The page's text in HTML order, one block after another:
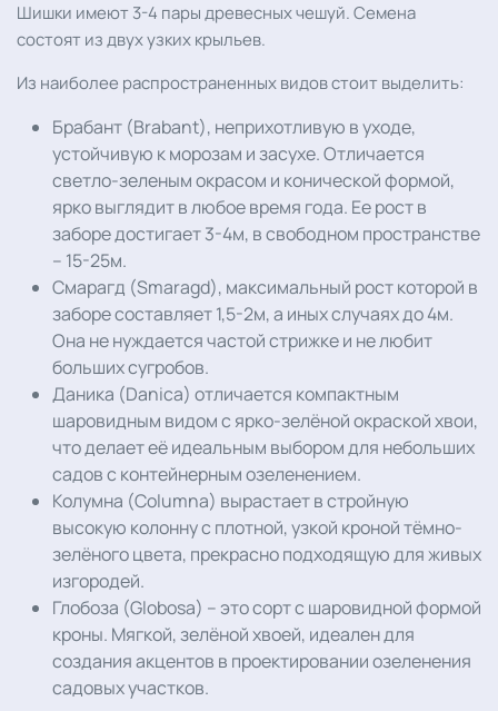
Шишки имеют 3-4 пары древесных чешуй. Семена
состоят из двух узких крыльев.
Из наиболее распространенных видов стоит выделить:
Брабант (Brabant), неприхотливую в уходе,
устойчивую к морозам и засухе. Отличается
светло-зеленым окрасом и конической формой,
ярко выглядит в любое время года. Ее рост в
заборе достигает 3-4м, в свободном пространстве
– 15-25м.
Смарагд (Smaragd), максимальный рост которой в
заборе составляет 1,5-2м, а иных случаях до 4м.
Она не нуждается частой стрижке и не любит
больших сугробов.
Даника (Danica) отличается компактным
шаровидным видом с ярко-зелёной окраской хвои,
что делает её идеальным выбором для небольших
садов с контейнерным озеленением.
Колумна (Columna) вырастает в стройную
высокую колонну с плотной, узкой кроной тёмно-
зелёного цвета, прекрасно подходящую для живых
изгородей.
Глобоза (Globosa) – это сорт с шаровидной формой
кроны. Мягкой, зелёной хвоей, идеален для
создания акцентов в проектировании озеленения
садовых участков.